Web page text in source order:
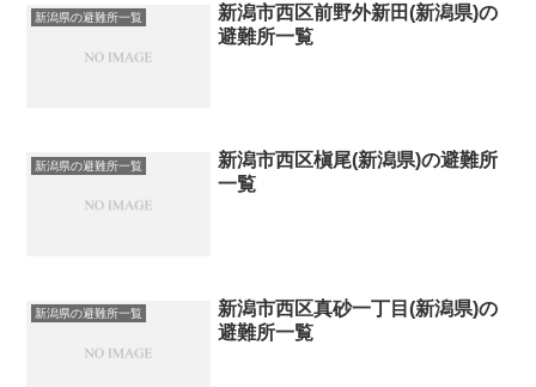
新潟県の避難所一覧
新潟市西区前野外新田(新潟県)の
避難所一覧
新潟県の避難所一覧
新潟市西区槇尾(新潟県)の避難所
一覧
新潟県の避難所一覧
新潟市西区真砂一丁目(新潟県)の
避難所一覧